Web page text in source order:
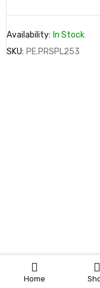
Home
Availability: In Stock
SKU: PE.PRSPL253